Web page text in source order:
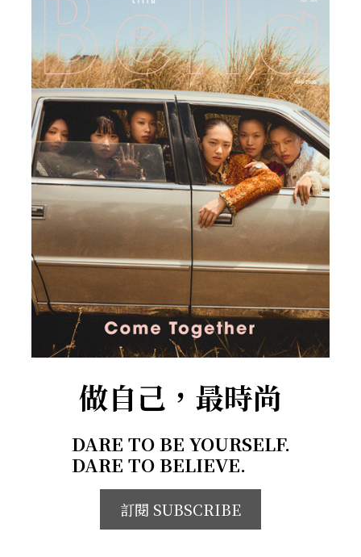
做自己，最時尚
DARE TO BE YOURSELF.
DARE TO BELIEVE.
訂閱 SUBSCRIBE